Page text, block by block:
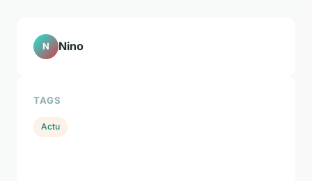
N Nino
TAGS
Actu